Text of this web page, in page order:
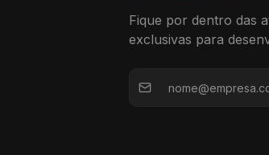
Fique por dentro das
exclusivas para